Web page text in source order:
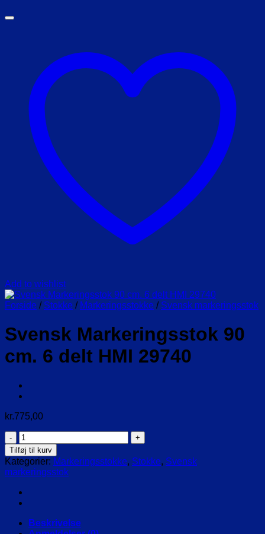
Add to wishlist
Forside / Stokke / Markeringsstokke / Svensk markeringsstok
Svensk Markeringsstok 90
cm. 6 delt HMI 29740
kr.775,00
Svensk
Markeringsstok
90
cm.
6
delt
HMI
antal
Tilføj til kurv
Kategorier: Markeringsstokke, Stokke, Svensk
markeringsstok
Beskrivelse